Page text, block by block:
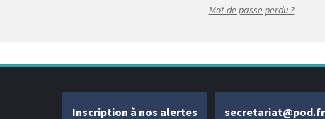
Mot de passe perdu ?
secretariat@pod.fr
Inscription à nos alertes